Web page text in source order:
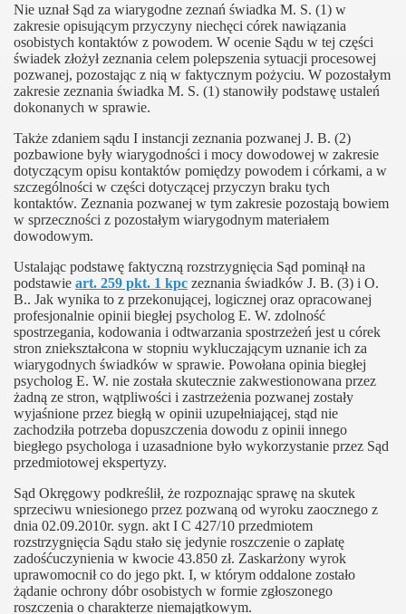
Nie uznał Sąd za wiarygodne zeznań świadka M. S. (1) w
zakresie opisującym przyczyny niechęci córek nawiązania
osobistych kontaktów z powodem. W ocenie Sądu w tej części
świadek złożył zeznania celem polepszenia sytuacji procesowej
pozwanej, pozostając z nią w faktycznym pożyciu. W pozostałym
zakresie zeznania świadka M. S. (1) stanowiły podstawę ustaleń
dokonanych w sprawie.
Także zdaniem sądu I instancji zeznania pozwanej J. B. (2)
pozbawione były wiarygodności i mocy dowodowej w zakresie
dotyczącym opisu kontaktów pomiędzy powodem i córkami, a w
szczególności w części dotyczącej przyczyn braku tych
kontaktów. Zeznania pozwanej w tym zakresie pozostają bowiem
w sprzeczności z pozostałym wiarygodnym materiałem
dowodowym.
Ustalając podstawę faktyczną rozstrzygnięcia Sąd pominął na
podstawie art. 259 pkt. 1 kpc zeznania świadków J. B. (3) i O.
B.. Jak wynika to z przekonującej, logicznej oraz opracowanej
profesjonalnie opinii biegłej psycholog E. W. zdolność
spostrzegania, kodowania i odtwarzania spostrzeżeń jest u córek
stron zniekształcona w stopniu wykluczającym uznanie ich za
wiarygodnych świadków w sprawie. Powołana opinia biegłej
psycholog E. W. nie została skutecznie zakwestionowana przez
żadną ze stron, wątpliwości i zastrzeżenia pozwanej zostały
wyjaśnione przez biegłą w opinii uzupełniającej, stąd nie
zachodziła potrzeba dopuszczenia dowodu z opinii innego
biegłego psychologa i uzasadnione było wykorzystanie przez Sąd
przedmiotowej ekspertyzy.
Sąd Okręgowy podkreślił, że rozpoznając sprawę na skutek
sprzeciwu wniesionego przez pozwaną od wyroku zaocznego z
dnia 02.09.2010r. sygn. akt I C 427/10 przedmiotem
rozstrzygnięcia Sądu stało się jedynie roszczenie o zapłatę
zadośćuczynienia w kwocie 43.850 zł. Zaskarżony wyrok
uprawomocnił co do jego pkt. I, w którym oddalone zostało
żądanie ochrony dóbr osobistych w formie zgłoszonego
roszczenia o charakterze niemajątkowym.